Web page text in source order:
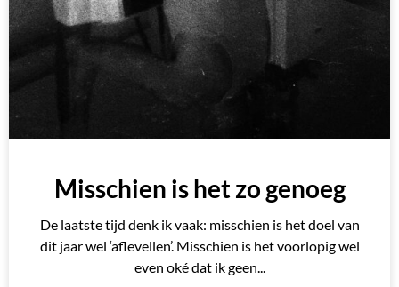
Misschien is het zo genoeg
De laatste tijd denk ik vaak: misschien is het doel van
dit jaar wel ‘aflevellen’. Misschien is het voorlopig wel
even oké dat ik geen